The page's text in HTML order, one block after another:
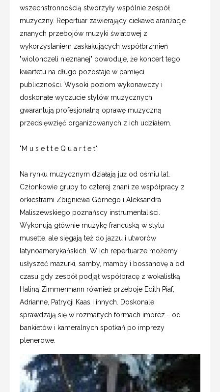
wszechstronnością stworzyły wspólnie zespół
muzyczny. Repertuar zawierający ciekawe aranżacje
znanych przebojów muzyki światowej z
wykorzystaniem zaskakujących współbrzmień
"wiolonczeli nieznanej" powoduje, że koncert tego
kwartetu na długo pozostaje w pamięci
publiczności. Wysoki poziom wykonawczy i
doskonałe wyczucie stylów muzycznych
gwarantują profesjonalną oprawę muzyczną
przedsięwzięć organizowanych z ich udziałem.
"M u s e t t e Q u a r t e t"
Na rynku muzycznym działają już od ośmiu lat.
Członkowie grupy to czterej znani ze współpracy z
orkiestrami Zbigniewa Górnego i Aleksandra
Maliszewskiego poznańscy instrumentaliści.
Wykonują głównie muzykę francuską w stylu
musette, ale sięgają też do jazzu i utworów
latynoamerykańskich. W ich repertuarze możemy
usłyszeć mazurki, samby, mamby i bossanovę a od
czasu gdy zespół podjął współpracę z wokalistką
Haliną Zimmermann również przeboje Edith Piaf,
Adrianne, Patrycji Kaas i innych. Doskonale
sprawdzają się w rozmaitych formach imprez - od
bankietów i kameralnych spotkań po imprezy
plenerowe.